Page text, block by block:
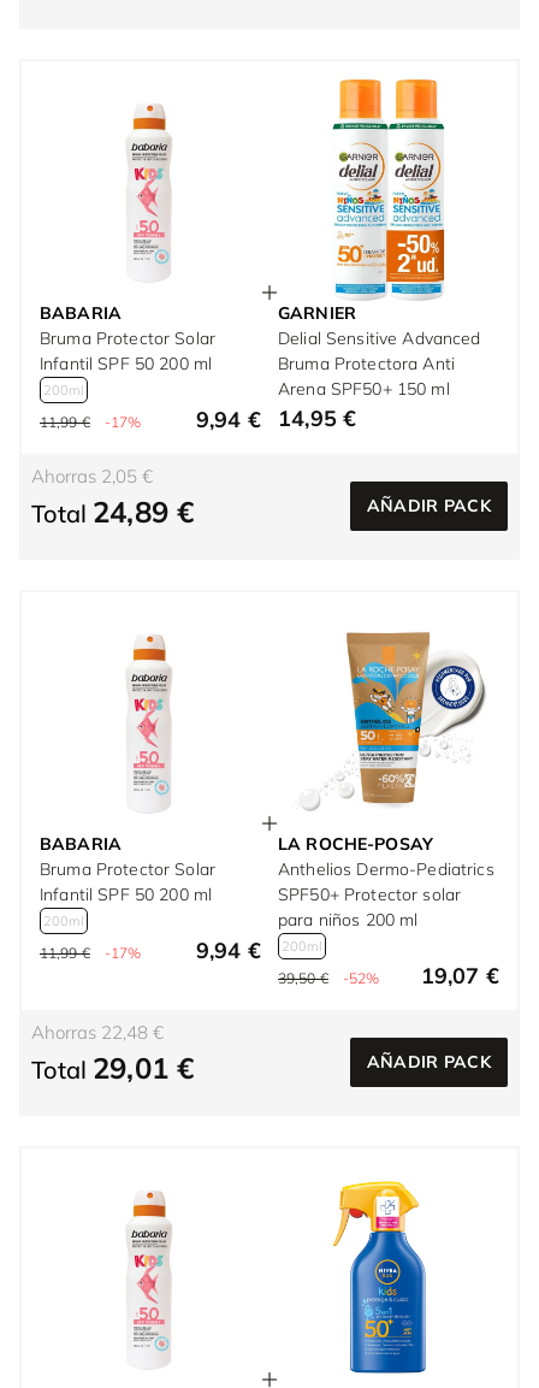
BABARIA
Bruma Protector Solar
Infantil SPF 50 200 ml
200ml
11,99 € -17% 9,94 €
GARNIER
Delial Sensitive Advanced
Bruma Protectora Anti
Arena SPF50+ 150 ml
14,95 €
Ahorras 2,05 €
Total 24,89 € AÑADIR PACK
BABARIA
Bruma Protector Solar
Infantil SPF 50 200 ml
200ml
11,99 € -17% 9,94 €
LA ROCHE-POSAY
Anthelios Dermo-Pediatrics
SPF50+ Protector solar
para niños 200 ml
200ml
39,50 € -52% 19,07 €
Ahorras 22,48 €
Total 29,01 € AÑADIR PACK